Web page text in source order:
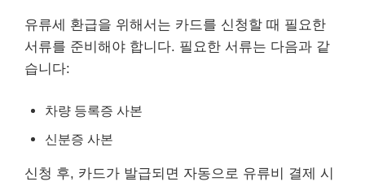
유류세 환급을 위해서는 카드를 신청할 때 필요한
서류를 준비해야 합니다. 필요한 서류는 다음과 같
습니다:
차량 등록증 사본
신분증 사본
신청 후, 카드가 발급되면 자동으로 유류비 결제 시